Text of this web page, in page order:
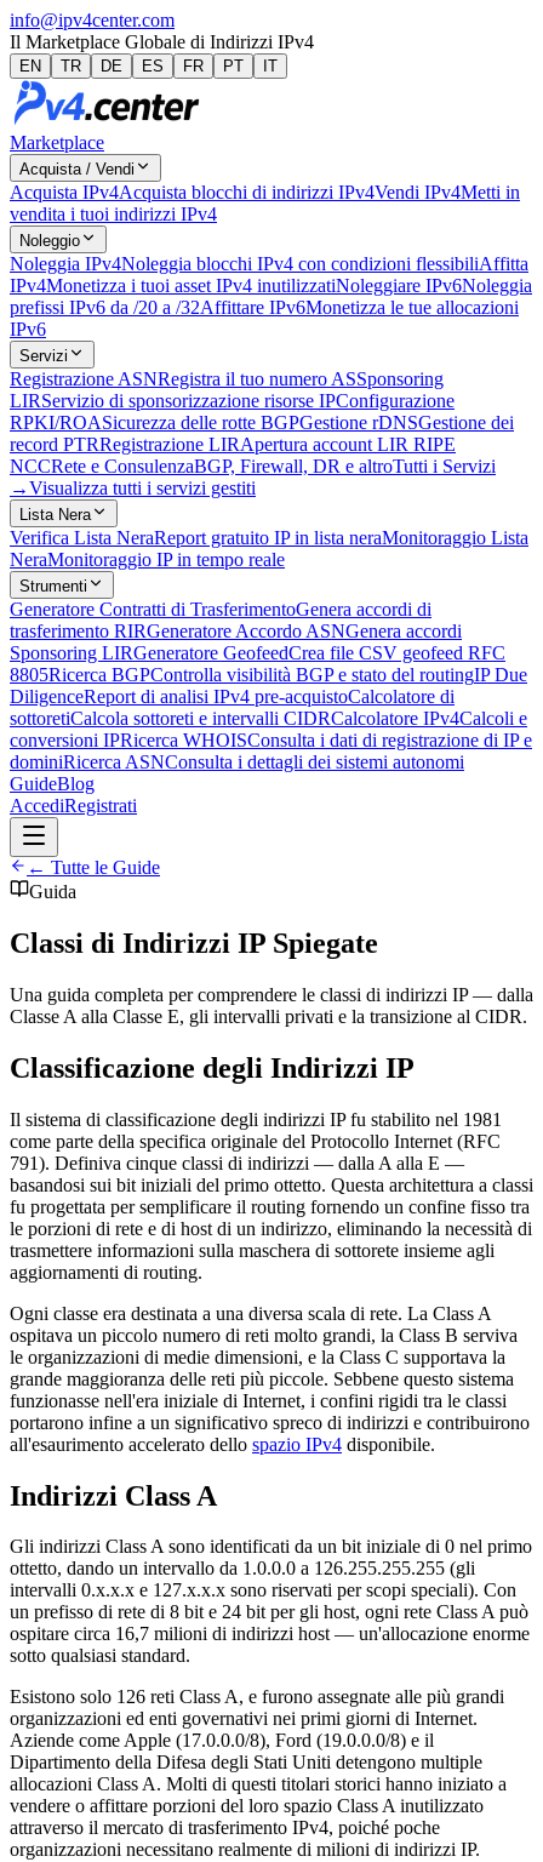
info@ipv4center.com
Il Marketplace Globale di Indirizzi IPv4
EN TR DE ES FR PT IT
Marketplace
Acquista / Vendi
Acquista IPv4Acquista blocchi di indirizzi IPv4Vendi IPv4Metti in
vendita i tuoi indirizzi IPv4
Noleggio
Noleggia IPv4Noleggia blocchi IPv4 con condizioni flessibiliAffitta
IPv4Monetizza i tuoi asset IPv4 inutilizzatiNoleggiare IPv6Noleggia
prefissi IPv6 da /20 a /32Affittare IPv6Monetizza le tue allocazioni
IPv6
Servizi
Registrazione ASNRegistra il tuo numero ASSponsoring
LIRServizio di sponsorizzazione risorse IPConfigurazione
RPKI/ROASicurezza delle rotte BGPGestione rDNSGestione dei
record PTRRegistrazione LIRApertura account LIR RIPE
NCCRete e ConsulenzaBGP, Firewall, DR e altroTutti i Servizi
→Visualizza tutti i servizi gestiti
Lista Nera
Verifica Lista NeraReport gratuito IP in lista neraMonitoraggio Lista
NeraMonitoraggio IP in tempo reale
Strumenti
Generatore Contratti di TrasferimentoGenera accordi di
trasferimento RIRGeneratore Accordo ASNGenera accordi
Sponsoring LIRGeneratore GeofeedCrea file CSV geofeed RFC
8805Ricerca BGPControlla visibilità BGP e stato del routingIP Due
DiligenceReport di analisi IPv4 pre-acquistoCalcolatore di
sottoretiCalcola sottoreti e intervalli CIDRCalcolatore IPv4Calcoli e
conversioni IPRicerca WHOISConsulta i dati di registrazione di IP e
dominiRicerca ASNConsulta i dettagli dei sistemi autonomi
GuideBlog
AccediRegistrati
← Tutte le Guide
Guida
Classi di Indirizzi IP Spiegate
Una guida completa per comprendere le classi di indirizzi IP — dalla
Classe A alla Classe E, gli intervalli privati e la transizione al CIDR.
Classificazione degli Indirizzi IP
Il sistema di classificazione degli indirizzi IP fu stabilito nel 1981
come parte della specifica originale del Protocollo Internet (RFC
791). Definiva cinque classi di indirizzi — dalla A alla E —
basandosi sui bit iniziali del primo ottetto. Questa architettura a classi
fu progettata per semplificare il routing fornendo un confine fisso tra
le porzioni di rete e di host di un indirizzo, eliminando la necessità di
trasmettere informazioni sulla maschera di sottorete insieme agli
aggiornamenti di routing.
Ogni classe era destinata a una diversa scala di rete. La Class A
ospitava un piccolo numero di reti molto grandi, la Class B serviva
le organizzazioni di medie dimensioni, e la Class C supportava la
grande maggioranza delle reti più piccole. Sebbene questo sistema
funzionasse nell'era iniziale di Internet, i confini rigidi tra le classi
portarono infine a un significativo spreco di indirizzi e contribuirono
all'esaurimento accelerato dello spazio IPv4 disponibile.
Indirizzi Class A
Gli indirizzi Class A sono identificati da un bit iniziale di 0 nel primo
ottetto, dando un intervallo da 1.0.0.0 a 126.255.255.255 (gli
intervalli 0.x.x.x e 127.x.x.x sono riservati per scopi speciali). Con
un prefisso di rete di 8 bit e 24 bit per gli host, ogni rete Class A può
ospitare circa 16,7 milioni di indirizzi host — un'allocazione enorme
sotto qualsiasi standard.
Esistono solo 126 reti Class A, e furono assegnate alle più grandi
organizzazioni ed enti governativi nei primi giorni di Internet.
Aziende come Apple (17.0.0.0/8), Ford (19.0.0.0/8) e il
Dipartimento della Difesa degli Stati Uniti detengono multiple
allocazioni Class A. Molti di questi titolari storici hanno iniziato a
vendere o affittare porzioni del loro spazio Class A inutilizzato
attraverso il mercato di trasferimento IPv4, poiché poche
organizzazioni necessitano realmente di milioni di indirizzi IP.